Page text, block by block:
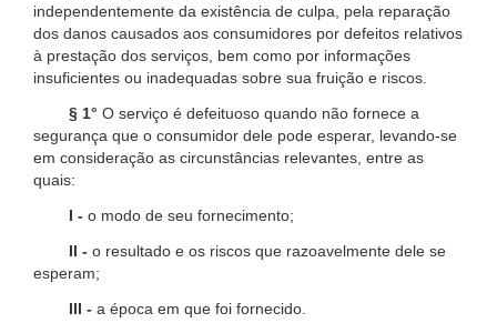
independentemente da existência de culpa, pela reparação
dos danos causados aos consumidores por defeitos relativos
à prestação dos serviços, bem como por informações
insuficientes ou inadequadas sobre sua fruição e riscos.
§ 1° O serviço é defeituoso quando não fornece a
segurança que o consumidor dele pode esperar, levando-se
em consideração as circunstâncias relevantes, entre as
quais:
I - o modo de seu fornecimento;
II - o resultado e os riscos que razoavelmente dele se
esperam;
III - a época em que foi fornecido.